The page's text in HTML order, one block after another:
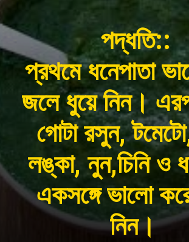
পদ্ধতি::
প্রথমে ধনেপাতা
জলে ধুয়ে নিন।
গোটা রসুন,
লঙ্কা, নুন,চিনি ও
একসঙ্গে ভালো
নিন।